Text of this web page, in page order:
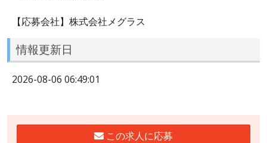
【応募会社】株式会社メグラス
情報更新日
2026-08-06 06:49:01
この求人に応募